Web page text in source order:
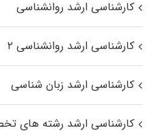
کارشناسی ارشد روانشناسی
کارشناسی ارشد روانشناسی ۲
کارشناسی ارشد زبان شناسی
کارشناسی ارشد رﺷﺘﻪ ﻫﺎی